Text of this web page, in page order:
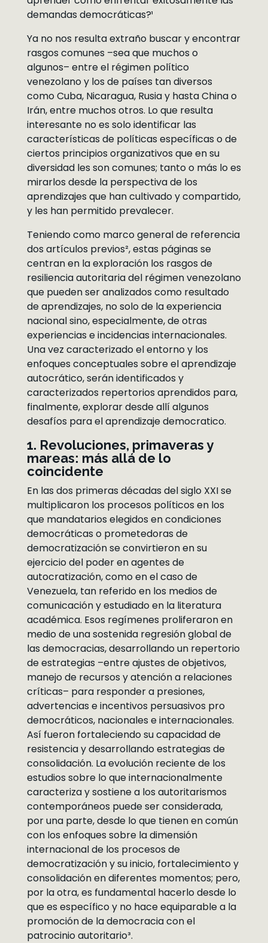
demandas democráticas?¹
Ya no nos resulta extraño buscar y encontrar
rasgos comunes –sea que muchos o
algunos– entre el régimen político
venezolano y los de países tan diversos
como Cuba, Nicaragua, Rusia y hasta China o
Irán, entre muchos otros. Lo que resulta
interesante no es solo identificar las
características de políticas específicas o de
ciertos principios organizativos que en su
diversidad les son comunes; tanto o más lo es
mirarlos desde la perspectiva de los
aprendizajes que han cultivado y compartido,
y les han permitido prevalecer.
Teniendo como marco general de referencia
dos artículos previos², estas páginas se
centran en la exploración los rasgos de
resiliencia autoritaria del régimen venezolano
que pueden ser analizados como resultado
de aprendizajes, no solo de la experiencia
nacional sino, especialmente, de otras
experiencias e incidencias internacionales.
Una vez caracterizado el entorno y los
enfoques conceptuales sobre el aprendizaje
autocrático, serán identificados y
caracterizados repertorios aprendidos para,
finalmente, explorar desde allí algunos
desafíos para el aprendizaje democratico.
1. Revoluciones, primaveras y
mareas: más allá de lo
coincidente
En las dos primeras décadas del siglo XXI se
multiplicaron los procesos políticos en los
que mandatarios elegidos en condiciones
democráticas o prometedoras de
democratización se convirtieron en su
ejercicio del poder en agentes de
autocratización, como en el caso de
Venezuela, tan referido en los medios de
comunicación y estudiado en la literatura
académica. Esos regímenes proliferaron en
medio de una sostenida regresión global de
las democracias, desarrollando un repertorio
de estrategias –entre ajustes de objetivos,
manejo de recursos y atención a relaciones
críticas– para responder a presiones,
advertencias e incentivos persuasivos pro
democráticos, nacionales e internacionales.
Así fueron fortaleciendo su capacidad de
resistencia y desarrollando estrategias de
consolidación. La evolución reciente de los
estudios sobre lo que internacionalmente
caracteriza y sostiene a los autoritarismos
contemporáneos puede ser considerada,
por una parte, desde lo que tienen en común
con los enfoques sobre la dimensión
internacional de los procesos de
democratización y su inicio, fortalecimiento y
consolidación en diferentes momentos; pero,
por la otra, es fundamental hacerlo desde lo
que es específico y no hace equiparable a la
promoción de la democracia con el
patrocinio autoritario³.